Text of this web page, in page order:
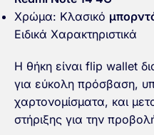
Χρώμα: Κλασικό
Ειδικά Χαρακτηριστικά
Η θήκη είναι flip wallet
για εύκολη πρόσβαση,
χαρτονομίσματα, και
στήριξης για την